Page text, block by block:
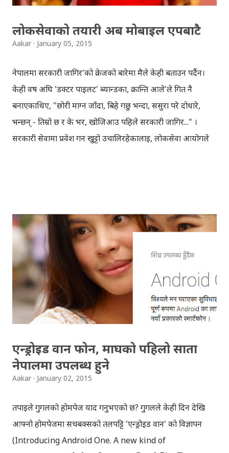
लोकसेवाको तयारी अब मोबाइल एपबाटै
Aakar January 05, 2015
नेपालमा सरकारी जागिर'को क्रेजको बारेमा मैले केही बताउन पर्दैन।
केही वर्ष अघि 'डक्टर पाइलट' ब्यान्डका, क्रान्ति आले'ले गित नै
बनाएकाथिए, "छोरी माग्न जाँदा, बिहे गर्छु भन्दा, ससुरा परे दोधारे,
भन्छन् - तिम्रो छ र के भर, खोजिआउ पहिले सरकारी जागिर..." ।
सरकारी सेवामा प्रवेश गर्न खुट्टो उचालिरहेकालाई, लोकसेवा आयोगले
किन्नुपर्यो, त्यसमाथि पत्रिकामा निरन्तर सूचना पनि पच्छ्याउनु पर्यो,
कतिपय अवस्थामा लोकसेवा परिक्षाको तयारी कक्षामा नि भर्ना हुनुपर्छ,
त्यसका लागि काठमाडौँ नै धाउनुपर्छ । यही विविध झन्झट्हरुबाट
परिक्षार्थीलाई छुटकारा दिलाउन र लोकसेवा परिक्षालाई अझ सजिलो र
सुलभ बनाउन 'मन्त्र आइडियाज'ले 'लोकसेवा नेपाल' नामक मोबाइल
एप निर्माण गरेकोछ । गुगल प्लेस्टोर तथा एप्सझोला मा उपलब्ध
लोकसेवा नेपालको एन्ड...
एन्ड्रोइड वान फोन, माघको पहिलो साता
नेपालमा उपलब्ध हुने
Aakar January 02, 2015
तपाईले गुगलको होमपेज याद गर्नुभएको छ? गुगलले केही दिन देखि
आफ्नो होमपेजमा सर्चबक्सको तलपट्टि 'एन्ड्रोइड वान' को विज्ञापन
(Introducing Android One. A new kind of